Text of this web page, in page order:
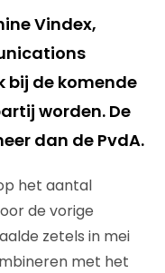
Vindex,
bij de komende
worden. De
dan de PvdA.
het aantal
de vorige
zetels in mei
met het